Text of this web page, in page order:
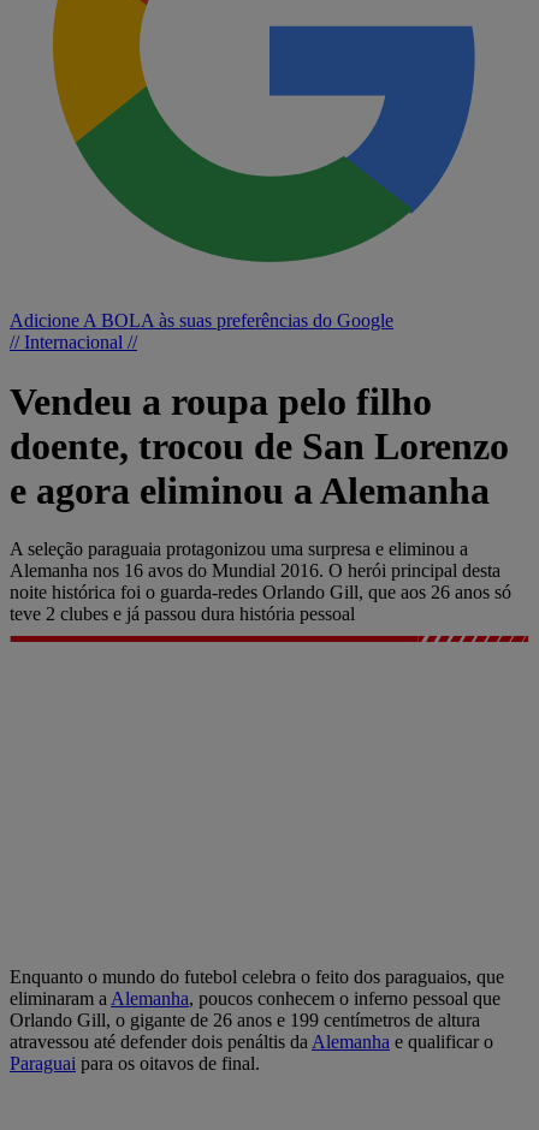
Adicione A BOLA às suas preferências do Google
// Internacional //
Vendeu a roupa pelo filho
doente, trocou de San Lorenzo
e agora eliminou a Alemanha
A seleção paraguaia protagonizou uma surpresa e eliminou a
Alemanha nos 16 avos do Mundial 2016. O herói principal desta
noite histórica foi o guarda-redes Orlando Gill, que aos 26 anos só
teve 2 clubes e já passou dura história pessoal
Enquanto o mundo do futebol celebra o feito dos paraguaios, que
eliminaram a Alemanha, poucos conhecem o inferno pessoal que
Orlando Gill, o gigante de 26 anos e 199 centímetros de altura
atravessou até defender dois penáltis da Alemanha e qualificar o
Paraguai para os oitavos de final.